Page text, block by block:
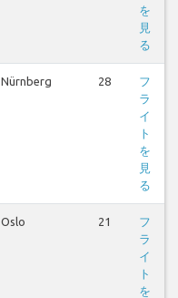
を
見
る
Nürnberg 28
フ
ラ
イ
ト
を
見
る
Oslo 21
フ
ラ
イ
ト
を